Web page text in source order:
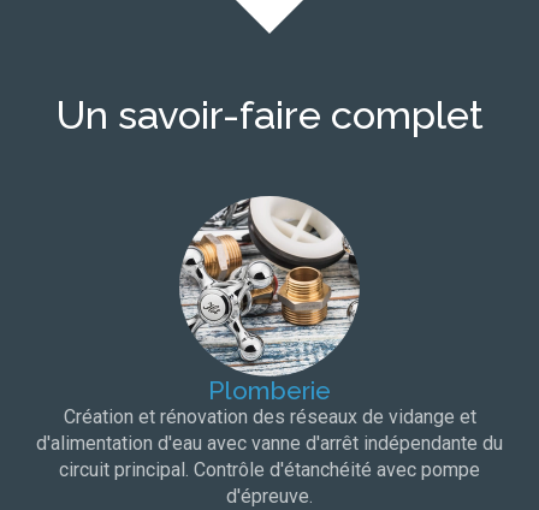
Un savoir-faire complet
Plomberie
Création et rénovation des réseaux de vidange et
d'alimentation d'eau avec vanne d'arrêt indépendante du
circuit principal. Contrôle d'étanchéité avec pompe
d'épreuve.